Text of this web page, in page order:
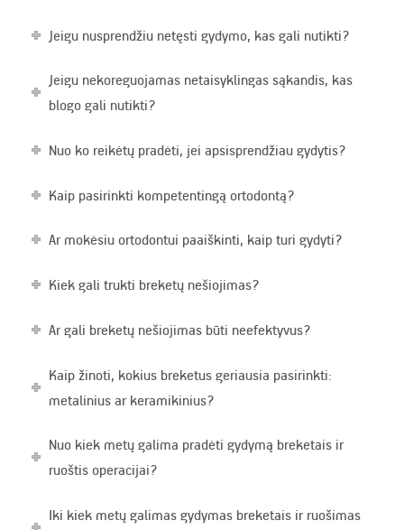
Jeigu nusprendžiu netęsti gydymo, kas gali nutikti?
Jeigu nekoreguojamas netaisyklingas sąkandis, kas
blogo gali nutikti?
Nuo ko reikėtų pradėti, jei apsisprendžiau gydytis?
Kaip pasirinkti kompetentingą ortodontą?
Ar mokėsiu ortodontui paaiškinti, kaip turi gydyti?
Kiek gali trukti breketų nešiojimas?
Ar gali breketų nešiojimas būti neefektyvus?
Kaip žinoti, kokius breketus geriausia pasirinkti:
metalinius ar keramikinius?
Nuo kiek metų galima pradėti gydymą breketais ir
ruoštis operacijai?
Iki kiek metų galimas gydymas breketais ir ruošimas